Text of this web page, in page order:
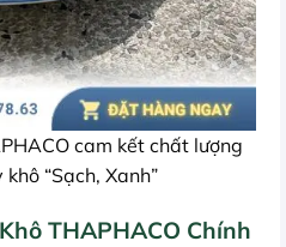
cam kết chất lượng
“Sạch, Xanh”
THAPHACO Chính